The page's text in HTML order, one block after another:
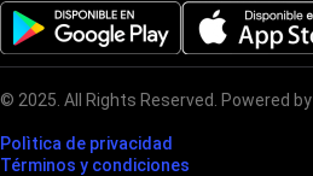
© 2025. All Rights Reserved. Powered by
Polìtica de privacidad
Términos y condiciones